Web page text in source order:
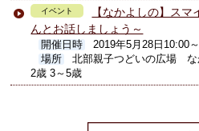
イベント
【なかよしの】ス
んとお話しましょう～
開催日時
2019年5月28日10:00
場所
北部親子つどいの広場 な
2歳 3～5歳